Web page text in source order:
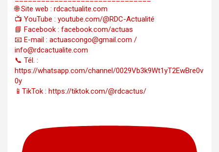
🌐 Site web : rdcactualite.com
📺 YouTube : youtube.com/@RDC-Actualité
📘 Facebook : facebook.com/actuas
📧 E-mail : actuascongo@gmail.com /
info@rdcactualite.com
📞 Tél. : ‪‪‪‪‪‪‪‪‪‪‪‪‪‪‪‪‪‪‪‪‪‪‪‪‪‪‪‪‪‪‪‪
https://whatsapp.com/channel/0029Vb3k9Wt1yT2EwBre0v
0y
📱TikTok : https://tiktok.com/@rdcactus/